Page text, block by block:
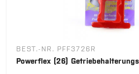
BEST.-NR. PFF3726R
Powerflex (26)